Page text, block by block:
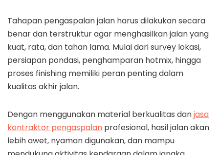
Tahapan pengaspalan jalan harus dilakukan secara
benar dan terstruktur agar menghasilkan jalan yang
kuat, rata, dan tahan lama. Mulai dari survey lokasi,
persiapan pondasi, penghamparan hotmix, hingga
proses finishing memiliki peran penting dalam
kualitas akhir jalan.
Dengan menggunakan material berkualitas danjasa
kontraktor pengaspalan profesional, hasil jalan akan
lebih awet, nyaman digunakan, dan mampu